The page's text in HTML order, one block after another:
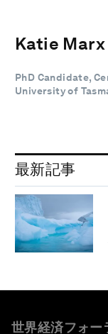
Katie Marx
PhD Candidate,
University of
最新記事
世界経済フォー